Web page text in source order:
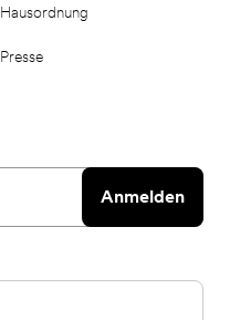
Hausordnung
Presse
Anmelden